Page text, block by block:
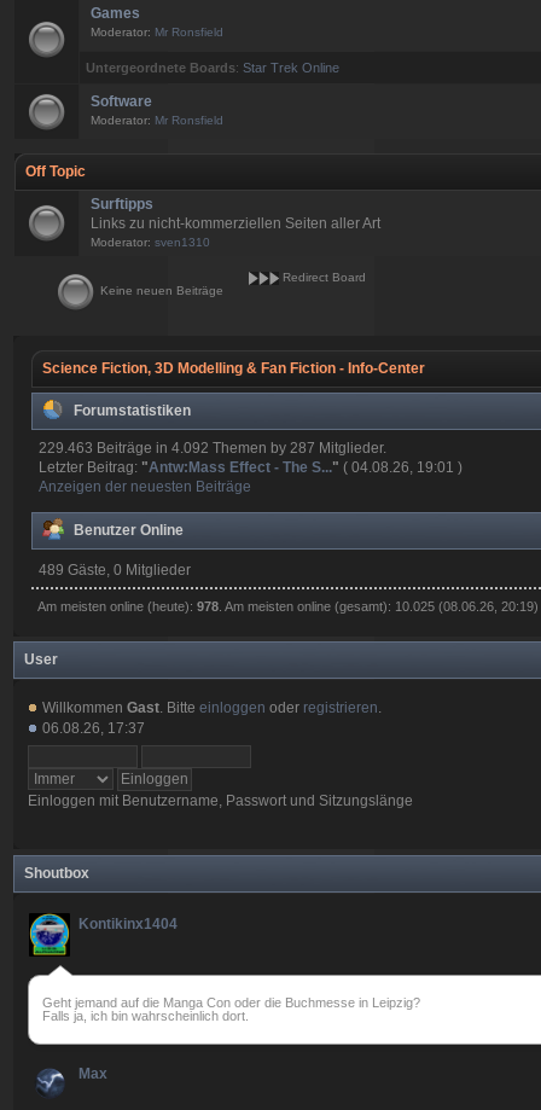
User
WillkommenGast. Bitteeinloggen oder registrieren.
06.08.26, 17:37
Einloggen mit Benutzername, Passwort und Sitzungslänge
Shoutbox
Kontikinx1404
Geht jemand auf die Manga Con oder die Buchmesse in Leipzig?
Falls ja, ich bin wahrscheinlich dort.
Max
Games
Moderator: Mr Ronsfield
Untergeordnete Boards:Star Trek Online
Software
Moderator: Mr Ronsfield
Off Topic
Surftipps
Links zu nicht-kommerziellen Seiten aller Art
Moderator: sven1310
Keine neuen Beiträge
Redirect Board
Science Fiction, 3D Modelling & Fan Fiction - Info-Center
Forumstatistiken
229.463 Beiträge in 4.092 Themen by 287 Mitglieder.
Letzter Beitrag: "Antw:Mass Effect - The S..." ( 04.08.26, 19:01 )
Anzeigen der neuesten Beiträge
Benutzer Online
489 Gäste, 0 Mitglieder
Am meisten online (heute):978 . Am meisten online (gesamt): 10.025 (08.06.26, 20:19)